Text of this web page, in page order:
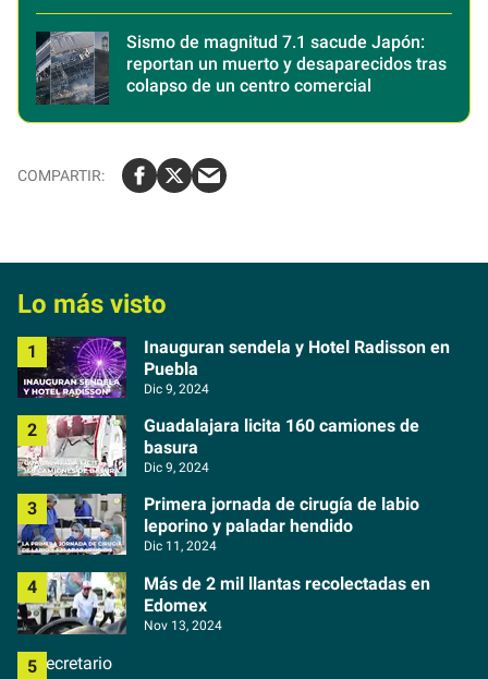
Sismo de magnitud 7.1 sacude Japón:
reportan un muerto y desaparecidos tras
colapso de un centro comercial
Lo más visto
Inauguran sendela y Hotel Radisson en
Puebla
Dic 9, 2024
Guadalajara licita 160 camiones de
basura
Dic 9, 2024
Primera jornada de cirugía de labio
leporino y paladar hendido
Dic 11, 2024
Más de 2 mil llantas recolectadas en
Edomex
Nov 13, 2024